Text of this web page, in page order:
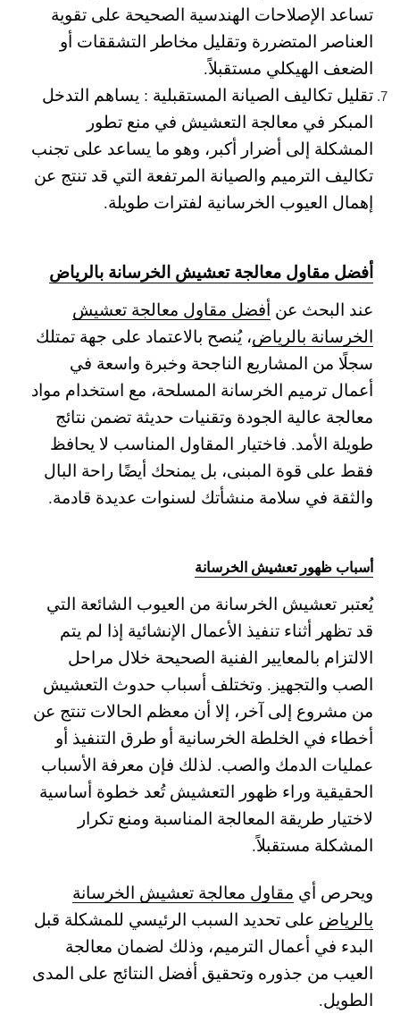
تساعد الإصلاحات الهندسية الصحيحة على تقوية
العناصر المتضررة وتقليل مخاطر التشققات أو
الضعف الهيكلي مستقبلاً.
تقليل تكاليف الصيانة المستقبلية : يساهم التدخل
المبكر في معالجة التعشيش في منع تطور
المشكلة إلى أضرار أكبر، وهو ما يساعد على تجنب
تكاليف الترميم والصيانة المرتفعة التي قد تنتج عن
إهمال العيوب الخرسانية لفترات طويلة.
أفضل مقاول معالجة تعشيش الخرسانة بالرياض
عند البحث عن أفضل مقاول معالجة تعشيش
الخرسانة بالرياض، يُنصح بالاعتماد على جهة تمتلك
سجلًا من المشاريع الناجحة وخبرة واسعة في
أعمال ترميم الخرسانة المسلحة، مع استخدام مواد
معالجة عالية الجودة وتقنيات حديثة تضمن نتائج
طويلة الأمد. فاختيار المقاول المناسب لا يحافظ
فقط على قوة المبنى، بل يمنحك أيضًا راحة البال
والثقة في سلامة منشأتك لسنوات عديدة قادمة.
أسباب ظهور تعشيش الخرسانة
يُعتبر تعشيش الخرسانة من العيوب الشائعة التي
قد تظهر أثناء تنفيذ الأعمال الإنشائية إذا لم يتم
الالتزام بالمعايير الفنية الصحيحة خلال مراحل
الصب والتجهيز. وتختلف أسباب حدوث التعشيش
من مشروع إلى آخر، إلا أن معظم الحالات تنتج عن
أخطاء في الخلطة الخرسانية أو طرق التنفيذ أو
عمليات الدمك والصب. لذلك فإن معرفة الأسباب
الحقيقية وراء ظهور التعشيش تُعد خطوة أساسية
لاختيار طريقة المعالجة المناسبة ومنع تكرار
المشكلة مستقبلاً.
ويحرص أي مقاول معالجة تعشيش الخرسانة
بالرياض على تحديد السبب الرئيسي للمشكلة قبل
البدء في أعمال الترميم، وذلك لضمان معالجة
العيب من جذوره وتحقيق أفضل النتائج على المدى
الطويل.